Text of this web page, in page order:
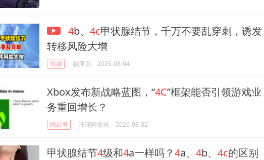
4b、 4c甲状腺结节，千万不要乱穿刺，诱发
转移风险大增
视频 赵萍说 2026-08-04
Xbox发布新战略蓝图，“4C”框架能否引领游戏业
务重回增长？
网易号 环球网资讯 2026-08-02
甲状腺结节4级和4a一样吗？4a、 4b、 4c的区别